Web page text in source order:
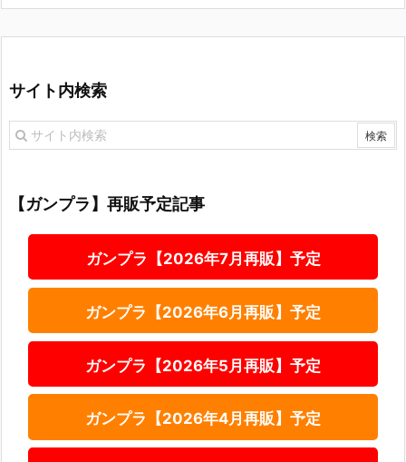
サイト内検索
【ガンプラ】再販予定記事
ガンプラ【2026年7月再販】予定
ガンプラ【2026年6月再販】予定
ガンプラ【2026年5月再販】予定
ガンプラ【2026年4月再販】予定